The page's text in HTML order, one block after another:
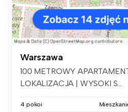
Warszawa
100 METROWY
LOKALIZACJA | WYSOKI S...
4 pokoi